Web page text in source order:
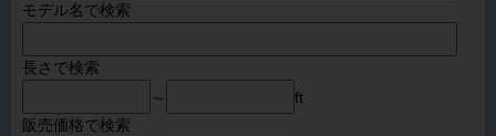
モデル名で検索
長さで検索
～
ft
販売価格で検索